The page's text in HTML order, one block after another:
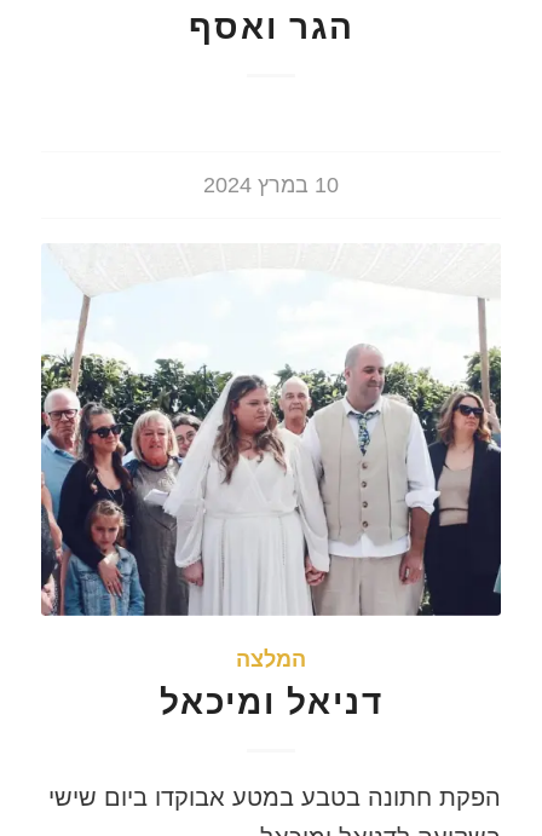
הגר ואסף
10 במרץ 2024
המלצה
דניאל ומיכאל
הפקת חתונה בטבע במטע אבוקדו ביום שישי